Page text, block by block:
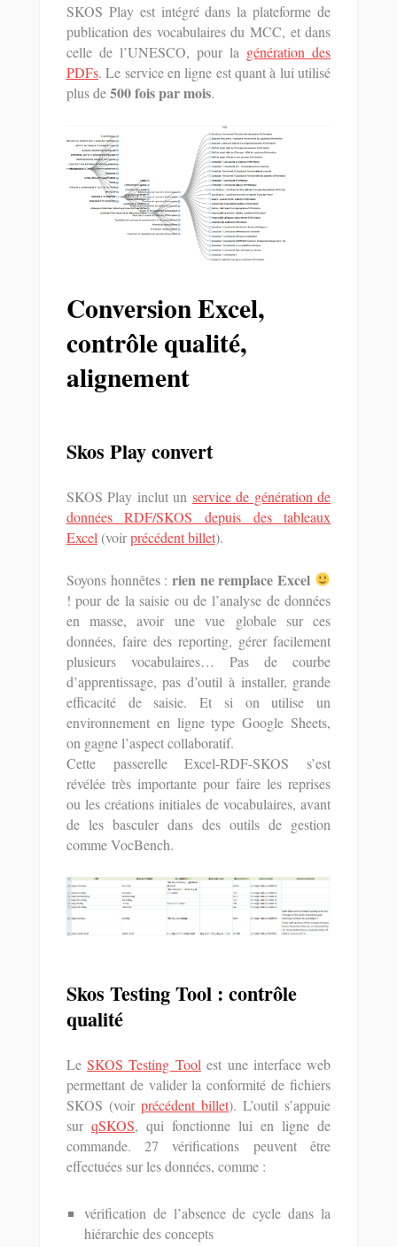
SKOS Play est intégré dans la plateforme de
publication des vocabulaires du MCC, et dans
celle de l’UNESCO, pour la génération des
PDFs. Le service en ligne est quant à lui utilisé
plus de500 fois par mois.
Conversion Excel,
contrôle qualité,
alignement
Skos Play convert
SKOS Play inclut un service de génération de
données RDF/SKOS depuis des tableaux
Excel (voirprécédent billet).
Soyons honnêtes :rien ne remplace Excel
! pour de la saisie ou de l’analyse de données
en masse, avoir une vue globale sur ces
données, faire des reporting, gérer facilement
plusieurs vocabulaires… Pas de courbe
d’apprentissage, pas d’outil à installer, grande
efficacité de saisie. Et si on utilise un
environnement en ligne type Google Sheets,
on gagne l’aspect collaboratif.
Cette passerelle Excel-RDF-SKOS s’est
révélée très importante pour faire les reprises
ou les créations initiales de vocabulaires, avant
de les basculer dans des outils de gestion
comme VocBench.
Skos Testing Tool : contrôle
qualité
LeSKOS Testing Tool est une interface web
permettant de valider la conformité de fichiers
SKOS (voir précédent billet). L’outil s’appuie
sur qSKOS, qui fonctionne lui en ligne de
commande. 27 vérifications peuvent être
effectuées sur les données, comme :
vérification de l’absence de cycle dans la
hiérarchie des concepts